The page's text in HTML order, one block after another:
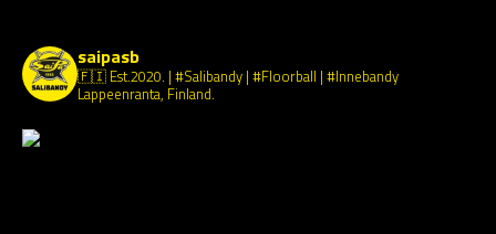
saipasb
🇫🇮 Est.2020. | #Salibandy | #Floorball | #Innebandy
Lappeenranta, Finland.